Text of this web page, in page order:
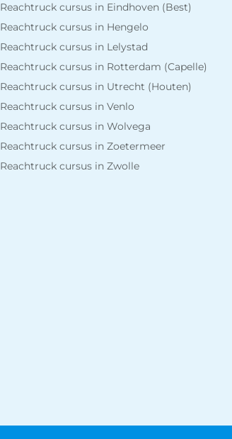
Reachtruck cursus in Eindhoven (Best)
Reachtruck cursus in Hengelo
Reachtruck cursus in Lelystad
Reachtruck cursus in Rotterdam (Capelle)
Reachtruck cursus in Utrecht (Houten)
Reachtruck cursus in Venlo
Reachtruck cursus in Wolvega
Reachtruck cursus in Zoetermeer
Reachtruck cursus in Zwolle